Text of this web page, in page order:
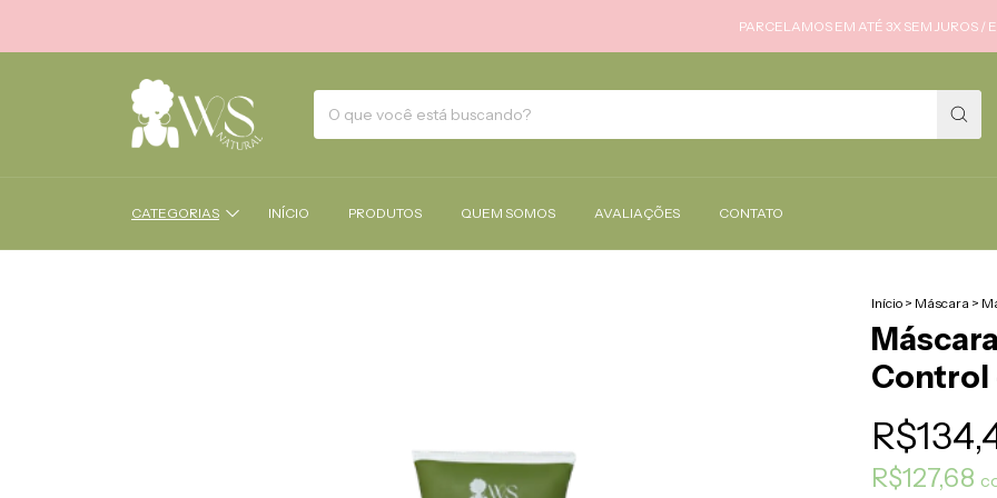
PARCELAMOS EM ATÉ 3X SEM JUROS /
CATEGORIAS INÍCIO PRODUTOS QUEM SOMOS AVALIAÇÕES CONTATO
Início > Máscara >
Control
R$127,68